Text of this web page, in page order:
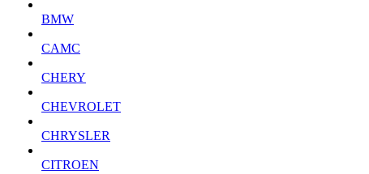
BMW
CAMC
CHERY
CHEVROLET
CHRYSLER
CITROEN